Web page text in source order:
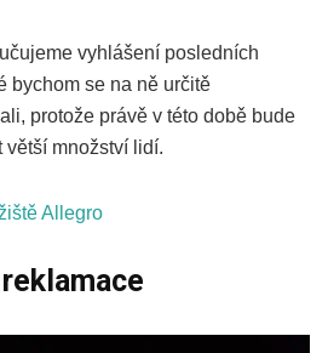
vyhlášení posledních
bychom se na ně určitě
protože právě v této době bude
větší množství lidí.
Allegro